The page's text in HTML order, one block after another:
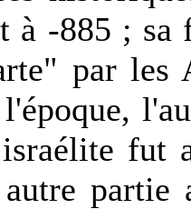
à -885 ;
par les
l'époque,
fut